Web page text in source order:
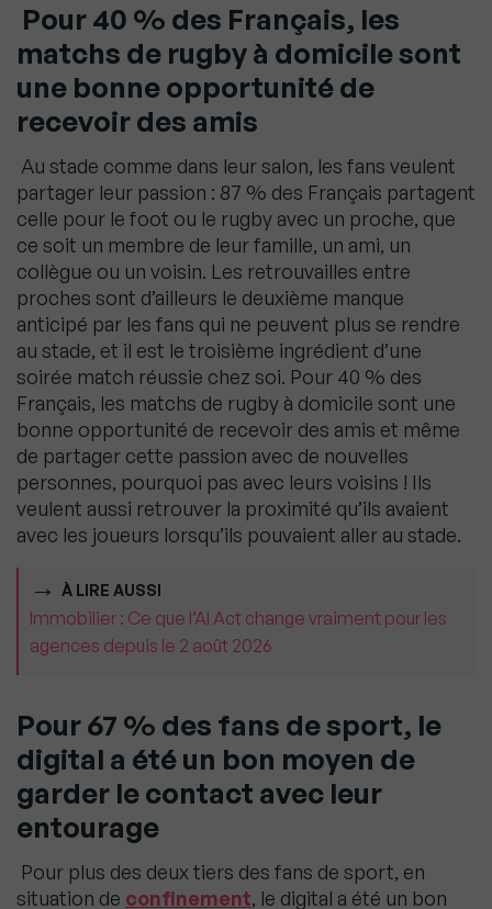
Pour 40 % des Français, les
matchs de rugby à domicile sont
une bonne opportunité de
recevoir des amis
Au stade comme dans leur salon, les fans veulent
partager leur passion : 87 % des Français partagent
celle pour le foot ou le rugby avec un proche, que
ce soit un membre de leur famille, un ami, un
collègue ou un voisin. Les retrouvailles entre
proches sont d’ailleurs le deuxième manque
anticipé par les fans qui ne peuvent plus se rendre
au stade, et il est le troisième ingrédient d’une
soirée match réussie chez soi. Pour 40 % des
Français, les matchs de rugby à domicile sont une
bonne opportunité de recevoir des amis et même
de partager cette passion avec de nouvelles
personnes, pourquoi pas avec leurs voisins ! Ils
veulent aussi retrouver la proximité qu’ils avaient
avec les joueurs lorsqu’ils pouvaient aller au stade.
À LIRE AUSSI
Immobilier : Ce que l’AI Act change vraiment pour les
agences depuis le 2 août 2026
Pour 67 % des fans de sport, le
digital a été un bon moyen de
garder le contact avec leur
entourage
Pour plus des deux tiers des fans de sport, en
situation de confinement, le digital a été un bon